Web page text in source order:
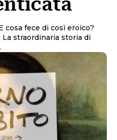
cosa fece di così eroico?
straordinaria storia di